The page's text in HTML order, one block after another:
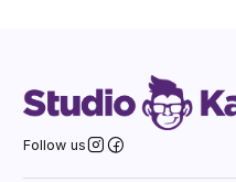
Follow us